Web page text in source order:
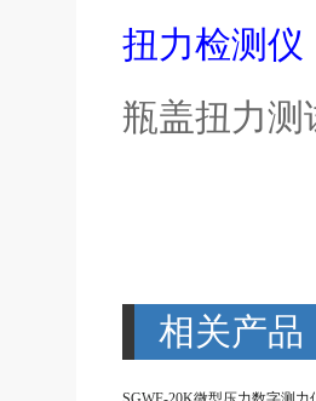
扭力检测仪
瓶盖扭力
相关产品